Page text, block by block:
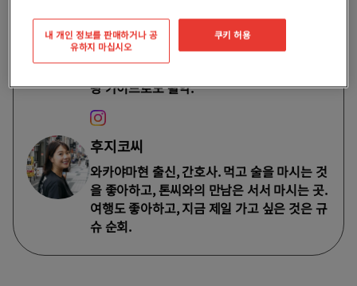
홍콩 출신. 2016년에 켄타마의 브랜드
「FRIDAY KENDAMA」를 친구와 시작해, 일
본어를 배우고 자신의 브랜드를 전파하기 위해
2022년 5월에 내사. 현재는 외국인을 위한 관
광 가이드로도 활약.
후지코씨
와카야마현 출신, 간호사. 먹고 술을 마시는 것
을 좋아하고, 톤씨와의 만남은 서서 마시는 곳.
여행도 좋아하고, 지금 제일 가고 싶은 것은 규
슈 순회.
내 개인 정보를 판매하거나 공
유하지 마십시오
쿠키 허용